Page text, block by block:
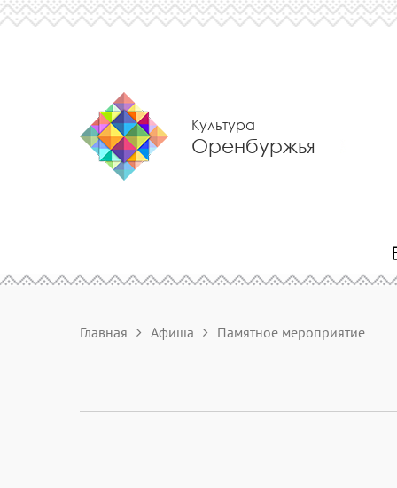
Культура
Оренбуржья
Главная Афиша Памятное мероприятие